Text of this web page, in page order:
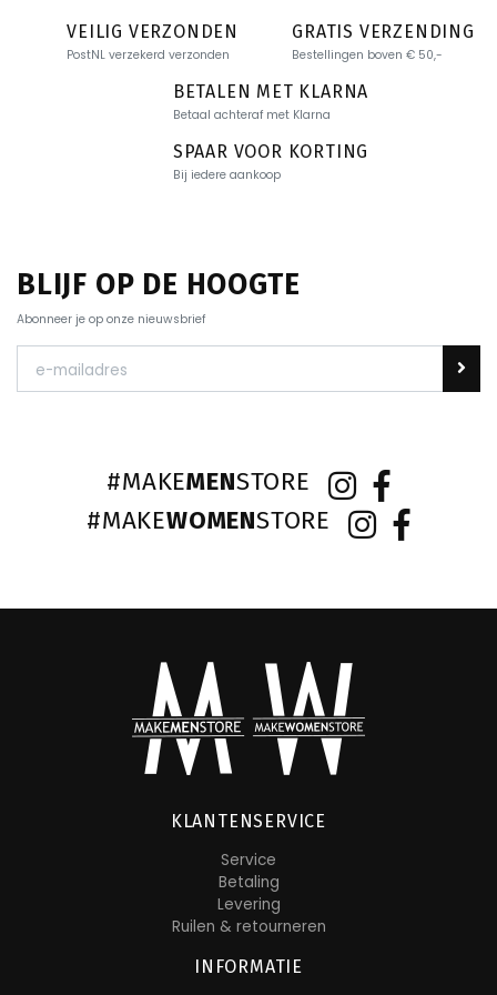
VEILIG VERZONDEN
PostNL verzekerd verzonden
GRATIS VERZENDING
Bestellingen boven € 50,-
BETALEN MET KLARNA
Betaal achteraf met Klarna
SPAAR VOOR KORTING
Bij iedere aankoop
BLIJF OP DE HOOGTE
Abonneer je op onze nieuwsbrief
#MAKEMENSTORE
#MAKEWOMENSTORE
KLANTENSERVICE
Service
Betaling
Levering
Ruilen & retourneren
INFORMATIE